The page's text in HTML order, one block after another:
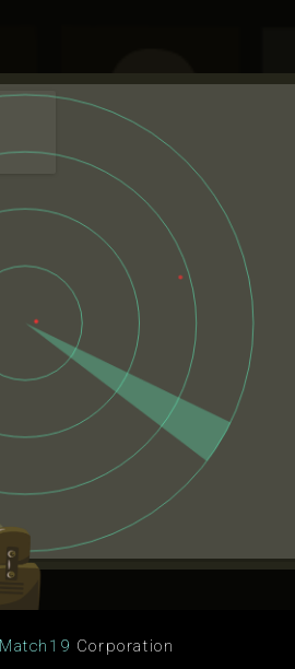
Match19 Corporation